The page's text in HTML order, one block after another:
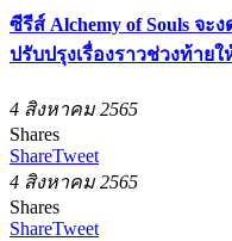
ซีรีส์ Alchemy of Souls จะ
ปรับปรุงเรื่องราวช่วงท้า
4 สิงหาคม 2565
Shares
ShareTweet
4 สิงหาคม 2565
Shares
ShareTweet